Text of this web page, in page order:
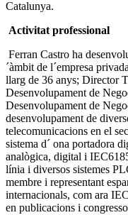
Catalunya.
Activitat professional
Ferran Castro ha
´àmbit de l´empresa
llarg de 36 anys; Director
Desenvolupament de
Desenvolupament de
desenvolupament de
telecomunicacions en el
sistema d´ ona portadora
analògica, digital i
línia i diversos sistemes
membre i representant
internacionals, com ara
en publicacions i